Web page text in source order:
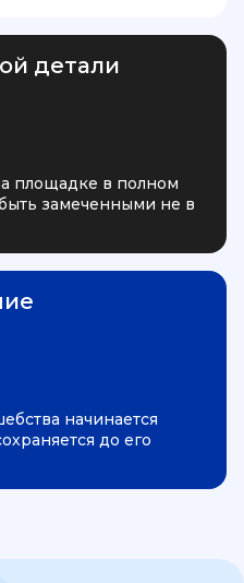
детали
площадке в полном
замеченными не в
начинается
до его